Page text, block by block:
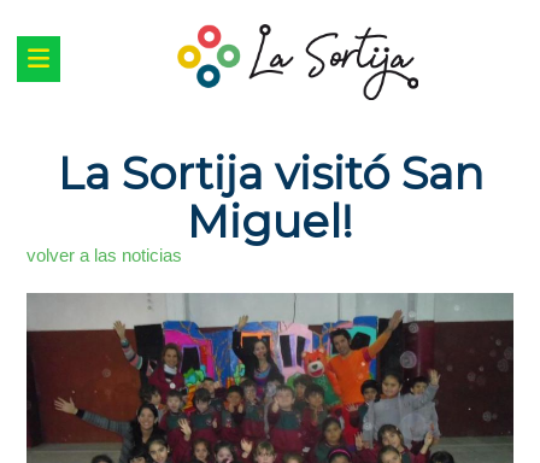
La Sortija visitó San
Miguel!
volver a las noticias